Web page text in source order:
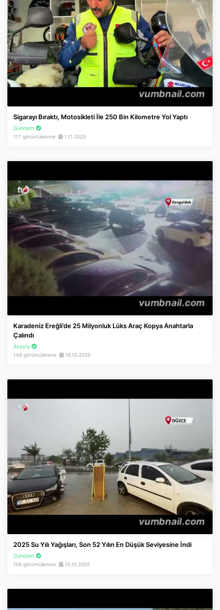
Sigarayı Bıraktı, Motosikleti İle 250 Bin Kilometre Yol Yaptı
Gündem
117 görüntülenme 1.11.2025
Karadeniz Ereğli’de 25 Milyonluk Lüks Araç Kopya Anahtarla
Çalındı
Asayiş
148 görüntülenme 18.10.2025
2025 Su Yılı Yağışları, Son 52 Yılın En Düşük Seviyesine İndi
Gündem
105 görüntülenme 15.10.2025